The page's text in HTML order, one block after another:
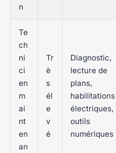
n
Te
ch
ni
ci
en
m
ai
nt
en
an
Tr
è
s
él
e
v
é
Diagnostic,
lecture de
plans,
habilitations
électriques,
outils
numériques